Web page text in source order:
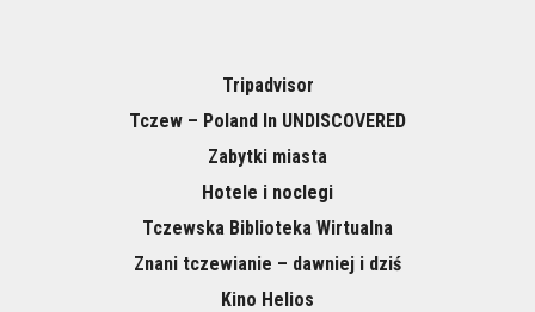
Tripadvisor
Tczew – Poland In UNDISCOVERED
Zabytki miasta
Hotele i noclegi
Tczewska Biblioteka Wirtualna
Znani tczewianie – dawniej i dziś
Kino Helios